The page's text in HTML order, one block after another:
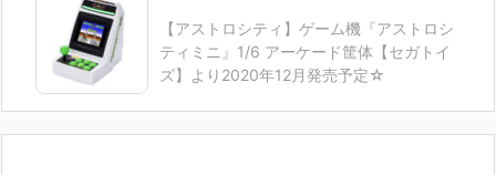
【アストロシティ】ゲーム機『アストロシ
ティミニ』1/6 アーケード筐体【セガトイ
ズ】より2020年12月発売予定☆